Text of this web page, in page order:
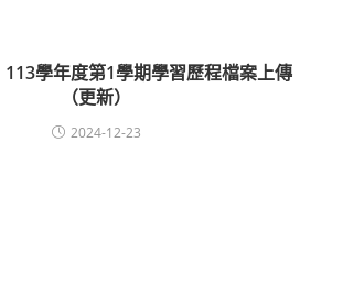
113學年度第1學期學習歷程檔案上傳
（更新）
2024-12-23